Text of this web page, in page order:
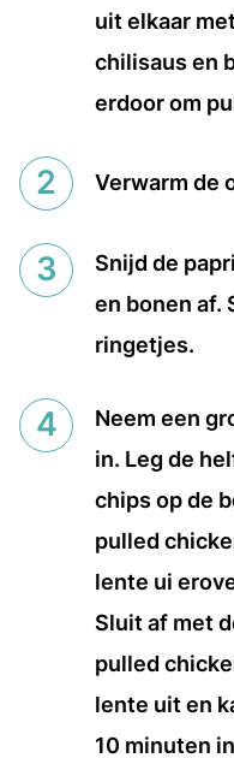
uit elkaar
chilisaus en
erdoor om
Verwarm de
Snijd de
en bonen af.
ringetjes.
Neem een
in. Leg de
chips op de
pulled
lente ui
Sluit af met
pulled
lente uit en
10 minuten